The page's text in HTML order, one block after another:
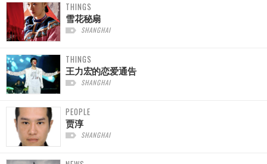
THINGS
雪花秘扇
SHANGHAI
THINGS
王力宏的恋爱通告
SHANGHAI
PEOPLE
贾淳
SHANGHAI